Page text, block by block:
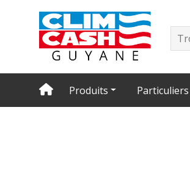
Produits Particuliers